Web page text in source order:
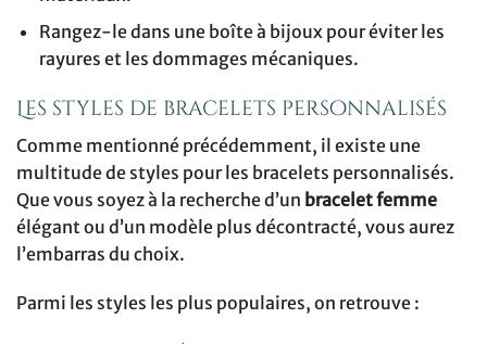
Rangez-le dans une boîte à bijoux pour éviter les
rayures et les dommages mécaniques.
Les styles de bracelets personnalisés
Comme mentionné précédemment, il existe une
multitude de styles pour les bracelets personnalisés.
Que vous soyez à la recherche d’un bracelet femme
élégant ou d’un modèle plus décontracté, vous aurez
l’embarras du choix.
Parmi les styles les plus populaires, on retrouve :